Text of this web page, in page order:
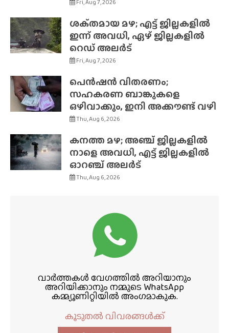
Fri, Aug 7, 2026
ശക്‌തമായ മഴ; എട്ട് ജില്ലകളിൽ
ഇന്ന് അവധി, ഏഴ് ജില്ലകളിൽ
റെഡ് അലർട്
Fri, Aug 7, 2026
പെൻഷൻ വിതരണം;
സഹകരണ ബാങ്കുകളെ
ഒഴിവാക്കും, ഇനി അക്കൗണ്ട് വഴി
Thu, Aug 6, 2026
കനത്ത മഴ; അഞ്ച് ജില്ലകളിൽ
നാളെ അവധി, എട്ട് ജില്ലകളിൽ
ഓറഞ്ച് അലർട്
Thu, Aug 6, 2026
വാർത്തകൾ വേഗത്തിൽ അറിയാനും
അറിയിക്കാനും നമ്മുടെ WhatsApp
കമ്മ്യൂണിറ്റിയിൽ അംഗമാകുക.
കൂടുതൽ വിവരങ്ങൾക്ക്